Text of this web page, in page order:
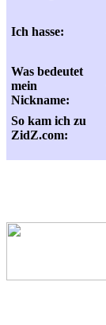
Ich hasse:
Was bedeutet
mein
Nickname:
So kam ich zu
ZidZ.com: